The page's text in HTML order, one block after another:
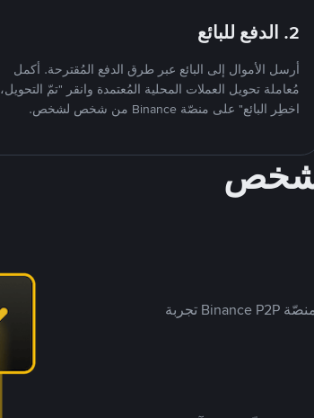
2. الدفع للبائع
أرسل الأموال إلى البائع عبر طرق الدفع المُقترحة. أكمل
مُعاملة تحويل العملات المحلية المُعتمدة وانقر "تمّ التحويل،
اخطِر البائع" على منصّة Binance من شخص لشخص.
بينما تستهدف العديد من منصّات تداول P2P أسواقًا مُحددة، تُقدّم منصّة Binance P2P تجربة